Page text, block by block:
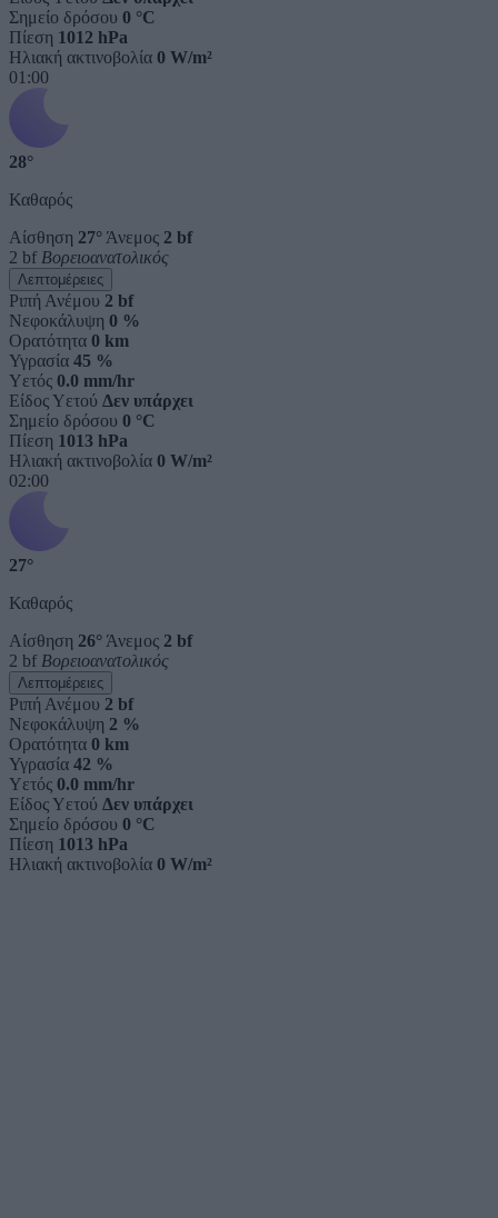
Σημείο δρόσου 0 °C
Πίεση 1012 hPa
Ηλιακή ακτινοβολία 0 W/m²
01:00
28°
Καθαρός
Αίσθηση 27° Άνεμος 2 bf
2 bf Βορειοανατολικός
Λεπτομέρειες
Ριπή Ανέμου 2 bf
Νεφοκάλυψη 0 %
Ορατότητα 0 km
Υγρασία 45 %
Υετός 0.0 mm/hr
Είδος Υετού Δεν υπάρχει
Σημείο δρόσου 0 °C
Πίεση 1013 hPa
Ηλιακή ακτινοβολία 0 W/m²
02:00
27°
Καθαρός
Αίσθηση 26° Άνεμος 2 bf
2 bf Βορειοανατολικός
Λεπτομέρειες
Ριπή Ανέμου 2 bf
Νεφοκάλυψη 2 %
Ορατότητα 0 km
Υγρασία 42 %
Υετός 0.0 mm/hr
Είδος Υετού Δεν υπάρχει
Σημείο δρόσου 0 °C
Πίεση 1013 hPa
Ηλιακή ακτινοβολία 0 W/m²